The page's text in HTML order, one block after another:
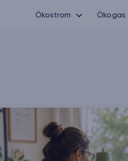
Ökostrom Ökogas